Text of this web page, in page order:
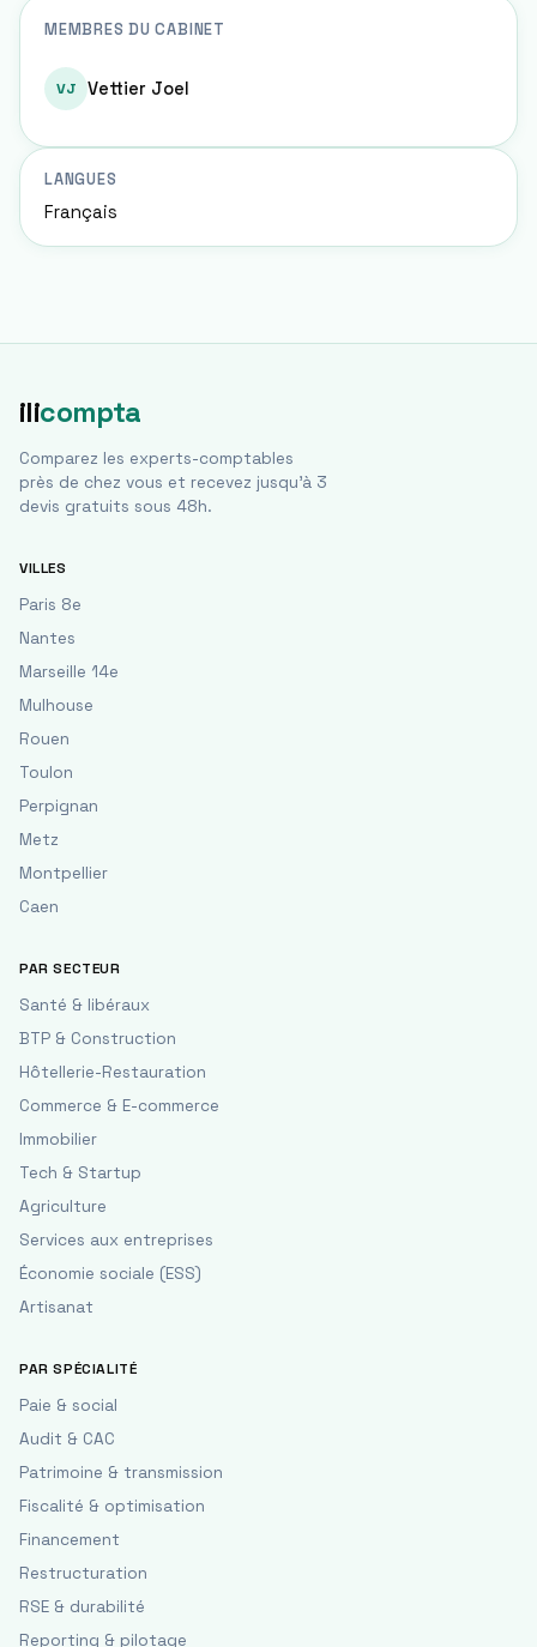
MEMBRES DU CABINET
VJ Vettier Joel
LANGUES
Français
ilicompta
Comparez les experts-comptables
près de chez vous et recevez jusqu'à 3
devis gratuits sous 48h.
VILLES
Paris 8e
Nantes
Marseille 14e
Mulhouse
Rouen
Toulon
Perpignan
Metz
Montpellier
Caen
PAR SECTEUR
Santé & libéraux
BTP & Construction
Hôtellerie-Restauration
Commerce & E-commerce
Immobilier
Tech & Startup
Agriculture
Services aux entreprises
Économie sociale (ESS)
Artisanat
PAR SPÉCIALITÉ
Paie & social
Audit & CAC
Patrimoine & transmission
Fiscalité & optimisation
Financement
Restructuration
RSE & durabilité
Reporting & pilotage